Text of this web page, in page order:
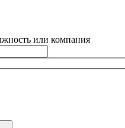
или компания